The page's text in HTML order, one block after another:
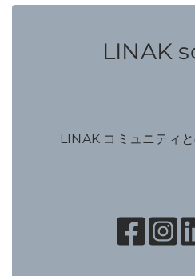
LINAK
LINAK コミュニティ